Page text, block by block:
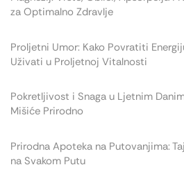
za Optimalno Zdravlje
Proljetni Umor: Kako Povratiti
Uživati u Proljetnoj Vitalnosti
Pokretljivost i Snaga u Ljetnim
Mišiće Prirodno
Prirodna Apoteka na Putovanjima:
na Svakom Putu